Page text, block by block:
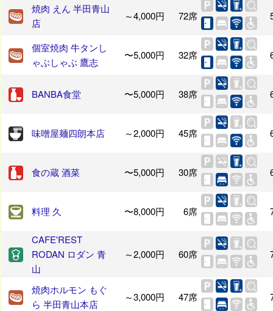
焼肉 えん 半田青山
店
～4,000円 72席
個室焼肉 牛タンし
ゃぶしゃぶ 鷹志
〜5,000円 32席
BANBA食堂 〜5,000円 38席
味噌屋麺四朗本店 ～2,000円 45席
食の蔵 酒菜 〜5,000円 30席
料理 久 〜8,000円 6席
CAFE'REST
RODAN ロダン 青
山
～2,000円 60席
焼肉ホルモン もぐ
ら 半田青山本店
～3,000円 47席